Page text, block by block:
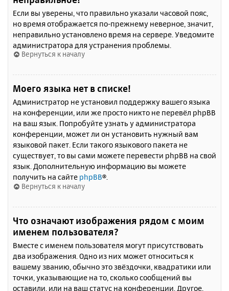
Если вы уверены, что правильно указали часовой пояс,
но время отображается по-прежнему неверное, значит,
неправильно установлено время на сервере. Уведомите
администратора для устранения проблемы.
Вернуться к началу
Моего языка нет в списке!
Администратор не установил поддержку вашего языка
на конференции, или же просто никто не перевёл phpBB
на ваш язык. Попробуйте узнать у администратора
конференции, может ли он установить нужный вам
языковой пакет. Если такого языкового пакета не
существует, то вы сами можете перевести phpBB на свой
язык. Дополнительную информацию вы можете
получить на сайте phpBB®.
Вернуться к началу
Что означают изображения рядом с моим
именем пользователя?
Вместе с именем пользователя могут присутствовать
два изображения. Одно из них может относиться к
вашему званию, обычно это звёздочки, квадратики или
точки, указывающие на то, сколько сообщений вы
оставили, или на ваш статус на конференции. Другое,